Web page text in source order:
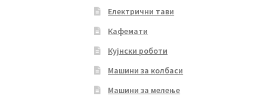
Електрични тави
Кафемати
Кујнски роботи
Машини за колбаси
Машини за мелење